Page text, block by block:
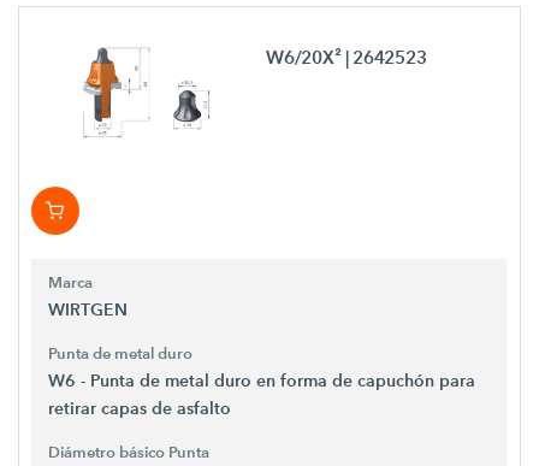
W6/20X² | 2642523
Marca
WIRTGEN
Punta de metal duro
W6 - Punta de metal duro en forma de capuchón para
retirar capas de asfalto
Diámetro básico Punta